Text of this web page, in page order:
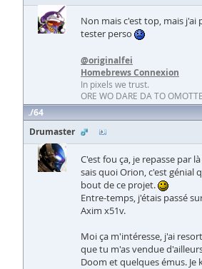
Non mais c'est top, mais j'ai
tester perso
@originalfei
Homebrews Connexion
In pixels we trust.
ORE WO DARE DA TO
64
Drumaster
C'est fou ça, je repasse par
sais quoi Orion, c'est génial
bout de ce projet.
Entre-temps, j'étais passé
Axim x51v.
Moi ça m'intéresse, j'ai
que tu m'as vendue
Doom et quelques émus.